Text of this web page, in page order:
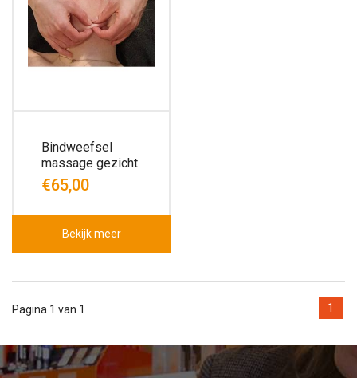
Bindweefsel
massage gezicht
€65,00
Bekijk meer
Pagina 1 van 1 1